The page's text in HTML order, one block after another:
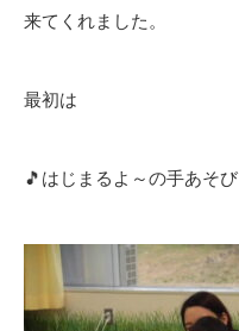
来てくれました。
最初は
🎵はじまるよ～の手あそび